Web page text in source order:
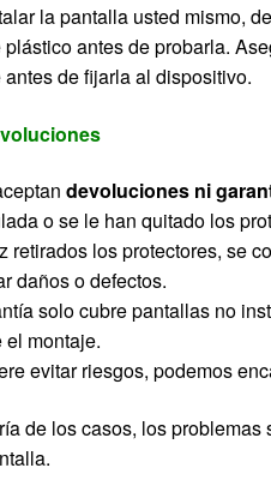
la pantalla usted mismo,
antes de probarla.
de fijarla al dispositivo.
devoluciones ni
o se le han quitado los
retirados los protectores, se
daños o defectos.
solo cubre pantallas no
el montaje.
evitar riesgos, podemos
de los casos, los